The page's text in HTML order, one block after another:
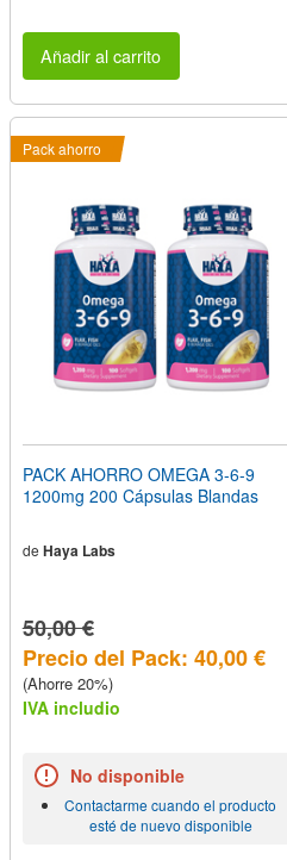
Añadir al carrito
Pack ahorro
PACK AHORRO OMEGA 3-6-9
1200mg 200 Cápsulas Blandas
de Haya Labs
50,00 €
Precio del Pack: 40,00 €
(Ahorre 20%)
IVA includio
No disponible
Contactarme cuando el producto
esté de nuevo disponible